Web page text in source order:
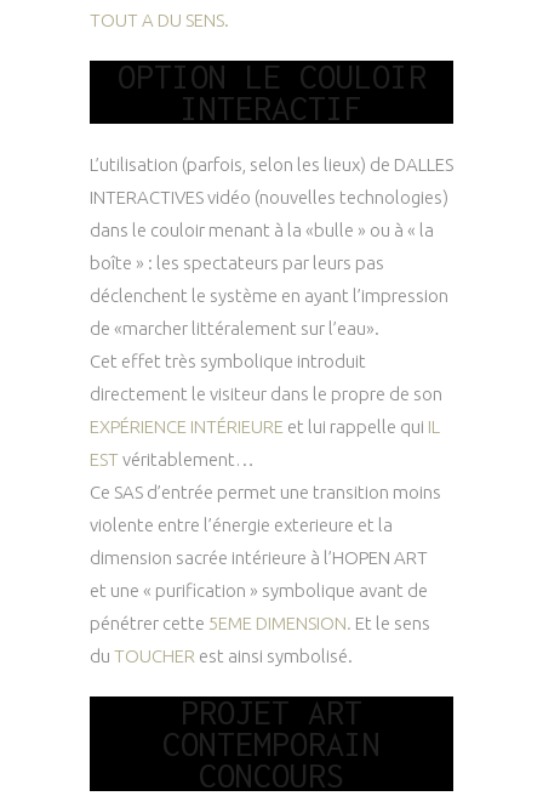
TOUT A DU SENS.
OPTION LE COULOIR
INTERACTIF
L’utilisation (parfois, selon les lieux) de DALLES
INTERACTIVESvidéo (nouvelles technologies)
dans le couloir menant à la «bulle » ou à « la
boîte » : les spectateurs par leurs pas
déclenchent le système en ayant l’impression
de «marcher littéralement sur l’eau».
Cet effet très symbolique introduit
directement le visiteur dans le propre de son
EXPÉRIENCE INTÉRIEURE et lui rappelle qui IL
ESTvéritablement…
Ce SAS d’entrée permet une transition moins
violente entre l’énergie exterieure et la
dimension sacrée intérieure à l’HOPEN ART
et une « purification » symbolique avant de
pénétrer cette 5EME DIMENSION. Et le sens
du TOUCHER est ainsi symbolisé.
PROJET ART
CONTEMPORAIN
CONCOURS